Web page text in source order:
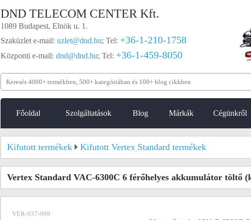
DND TELECOM CENTER Kft.
1089 Budapest, Elnök u. 1.
Szaküzlet e-mail: uzlet@dnd.hu; Tel: +36-1-210-1758
Központi e-mail: dnd@dnd.hu; Tel: +36-1-459-8050
Főoldal Szolgáltatások Blog Márkák Cégünkről
Kifutott termékek Kifutott Vertex Standard termékek
Vertex Standard VAC-6300C 6 férőhelyes akkumulátor töltő
VER-037-999